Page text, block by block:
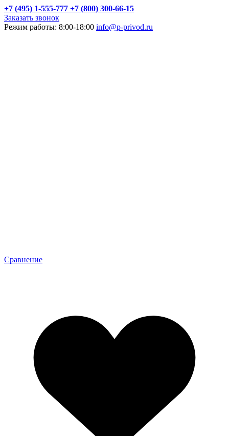
+7 (495) 1-555-777 +7 (800) 300-66-15
Заказать звонок
Режим работы: 8:00-18:00 info@p-privod.ru
Сравнение